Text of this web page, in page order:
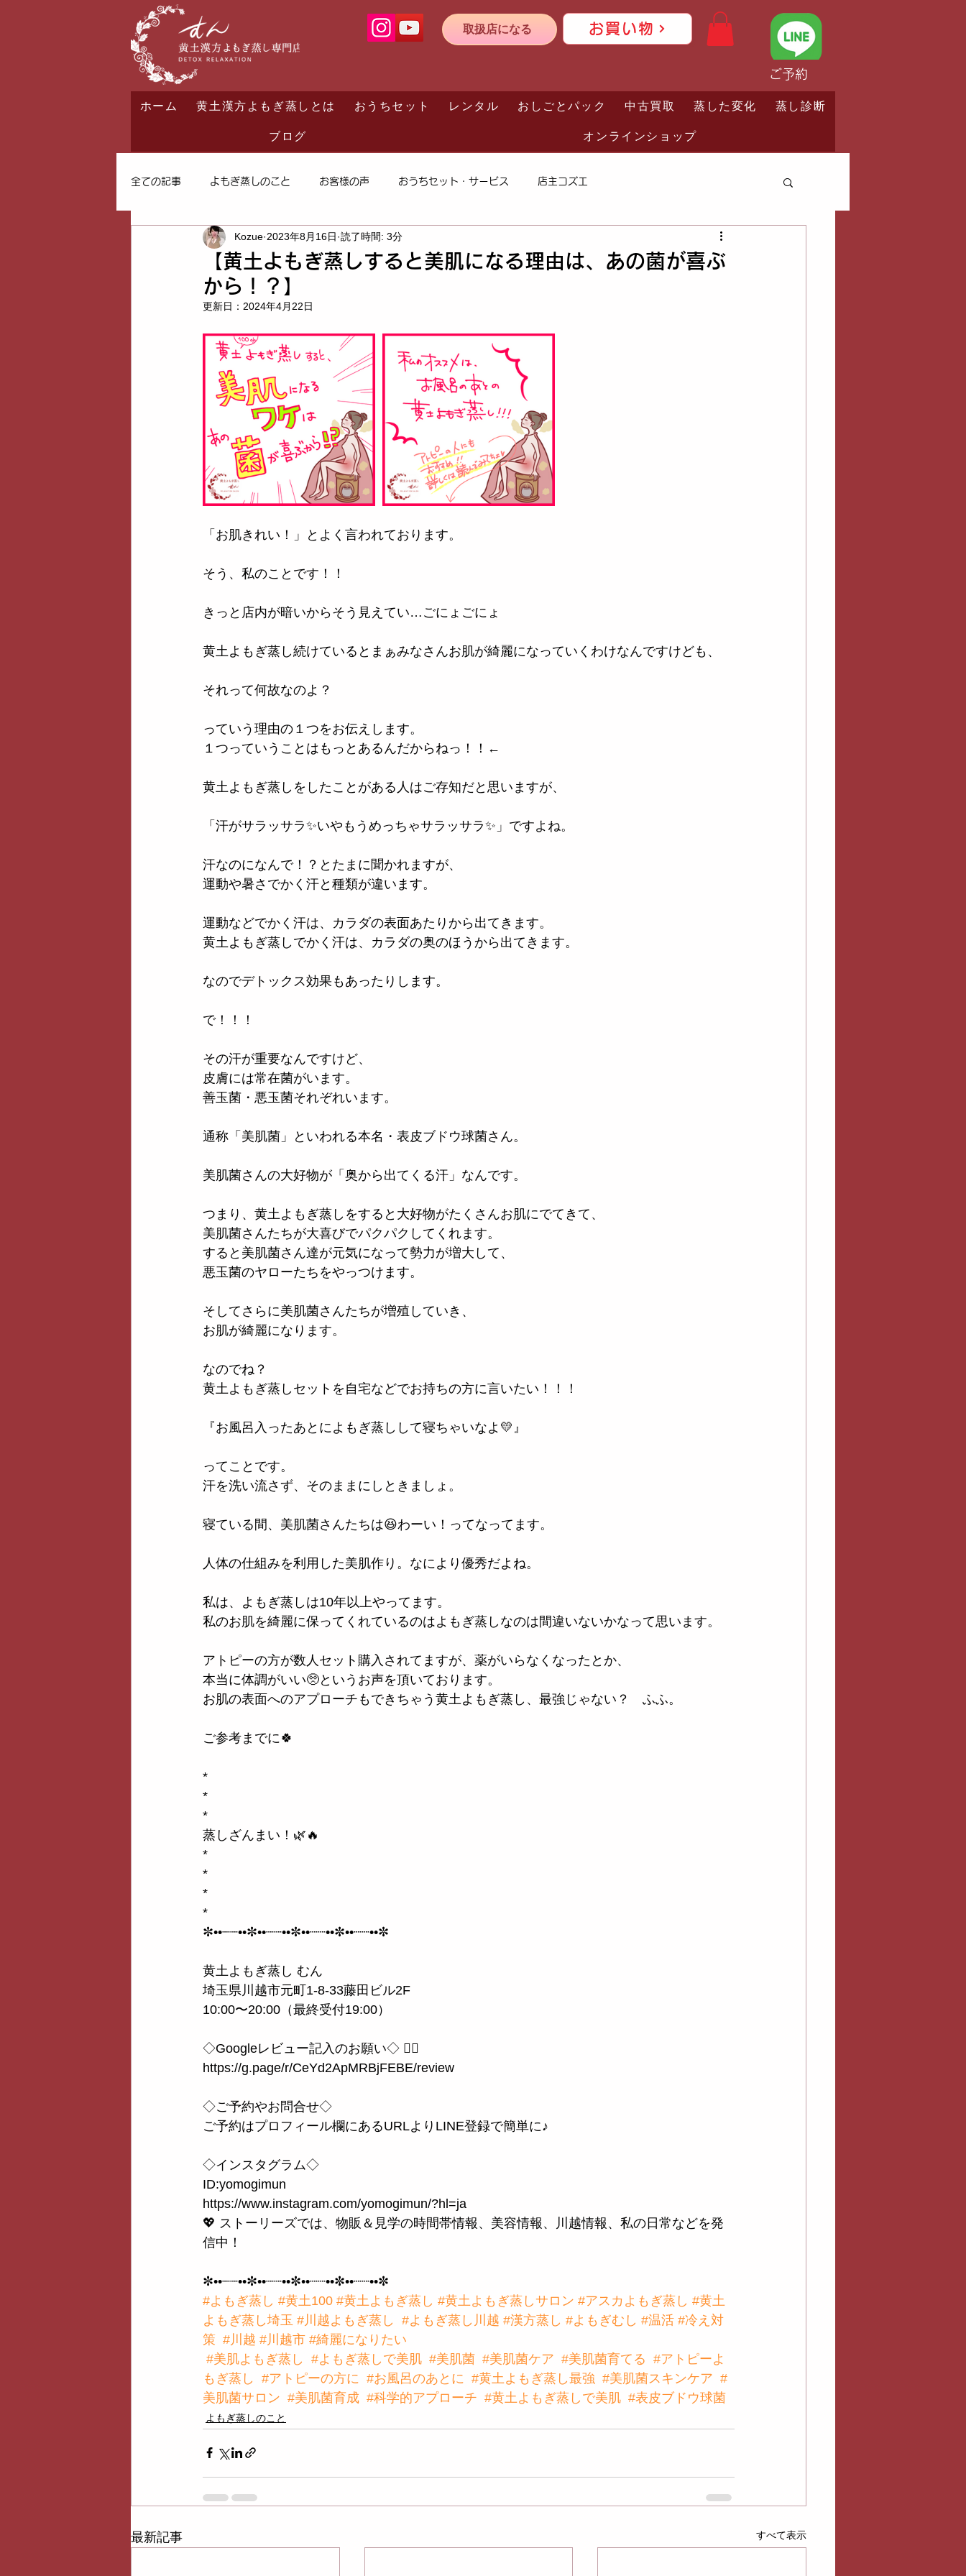
取扱店になる お買い物
ご予約
ホーム 黄土漢方よもぎ蒸しとは おうちセット レンタル おしごとパック 中古買取 蒸した変化
蒸し診断
ブログ
オンラインショップ
全ての記事 よもぎ蒸しのこと お客様の声 おうちセット・サービス 店主コズエ
【黄土よもぎ蒸しすると美肌になる理由は、あの菌が喜ぶ
から！？】
Kozue 2023年8月16日 読了時間: 3分
更新日： 2024年4月22日
「お肌きれい！」とよく言われております。
そう、私のことです！！
きっと店内が暗いからそう見えてい…ごにょごにょ
黄土よもぎ蒸し続けているとまぁみなさんお肌が綺麗になっていくわけなんですけども、
それって何故なのよ？
っていう理由の１つをお伝えします。
１つっていうことはもっとあるんだからねっ！！←
黄土よもぎ蒸しをしたことがある人はご存知だと思いますが、
「汗がサラッサラ✨いやもうめっちゃサラッサラ✨」ですよね。
汗なのになんで！？とたまに聞かれますが、
運動や暑さでかく汗と種類が違います。
運動などでかく汗は、カラダの表面あたりから出てきます。
黄土よもぎ蒸しでかく汗は、カラダの奥のほうから出てきます。
なのでデトックス効果もあったりします。
で！！！
その汗が重要なんですけど、
皮膚には常在菌がいます。
善玉菌・悪玉菌それぞれいます。
通称「美肌菌」といわれる本名・表皮ブドウ球菌さん。
美肌菌さんの大好物が「奥から出てくる汗」なんです。
つまり、黄土よもぎ蒸しをすると大好物がたくさんお肌にでてきて、
美肌菌さんたちが大喜びでパクパクしてくれます。
すると美肌菌さん達が元気になって勢力が増大して、
悪玉菌のヤローたちをやっつけます。
そしてさらに美肌菌さんたちが増殖していき、
お肌が綺麗になります。
なのでね？
黄土よもぎ蒸しセットを自宅などでお持ちの方に言いたい！！！
『お風呂入ったあとによもぎ蒸しして寝ちゃいなよ💛』
ってことです。
汗を洗い流さず、そのままにしときましょ。
寝ている間、美肌菌さんたちは😆わーい！ってなってます。
人体の仕組みを利用した美肌作り。なにより優秀だよね。
私は、よもぎ蒸しは10年以上やってます。
私のお肌を綺麗に保ってくれているのはよもぎ蒸しなのは間違いないかなって思います。
アトピーの方が数人セット購入されてますが、薬がいらなくなったとか、
本当に体調がいい🥺というお声を頂いております。
お肌の表面へのアプローチもできちゃう黄土よもぎ蒸し、最強じゃない？　ふふ。
ご参考までに🍀
*
*
*
蒸しざんまい！🌿🔥
*
*
*
*
✼••┈┈••✼••┈┈••✼••┈┈••✼••┈┈••✼
黄土よもぎ蒸し むん
埼玉県川越市元町1-8-33藤田ビル2F
10:00〜20:00（最終受付19:00）
◇Googleレビュー記入のお願い◇ 🙇‍♀️
https://g.page/r/CeYd2ApMRBjFEBE/review
◇ご予約やお問合せ◇
ご予約はプロフィール欄にあるURLよりLINE登録で簡単に♪
◇インスタグラム◇
ID:yomogimun
https://www.instagram.com/yomogimun/?hl=ja
💖 ストーリーズでは、物販＆見学の時間帯情報、美容情報、川越情報、私の日常などを発
信中！
✼••┈┈••✼••┈┈••✼••┈┈••✼••┈┈••✼
#よもぎ蒸し #黄土100 #黄土よもぎ蒸し #黄土よもぎ蒸しサロン #アスカよもぎ蒸し #黄土
よもぎ蒸し埼玉 #川越よもぎ蒸し #よもぎ蒸し川越 #漢方蒸し #よもぎむし #温活 #冷え対
策 #川越 #川越市 #綺麗になりたい
#美肌よもぎ蒸し
#よもぎ蒸しで美肌 #美肌菌 #美肌菌ケア #美肌菌育てる #アトピーよ
もぎ蒸し
#アトピーの方に #お風呂のあとに #黄土よもぎ蒸し最強 #美肌菌スキンケア #
美肌菌サロン #美肌菌育成 #科学的アプローチ #黄土よもぎ蒸しで美肌 #表皮ブドウ球菌
よもぎ蒸しのこと
最新記事 すべて表示